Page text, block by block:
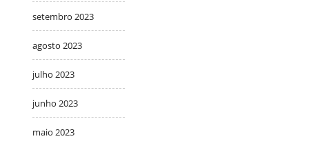
setembro 2023
agosto 2023
julho 2023
junho 2023
maio 2023